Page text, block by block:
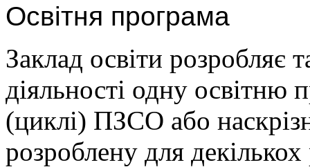
Освітня програма
Заклад освіти розробляє
діяльності одну освітню
(циклі) ПЗСО або
розроблену для декількох